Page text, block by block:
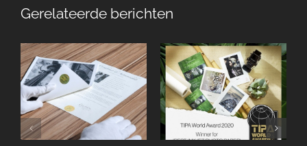
Gerelateerde berichten